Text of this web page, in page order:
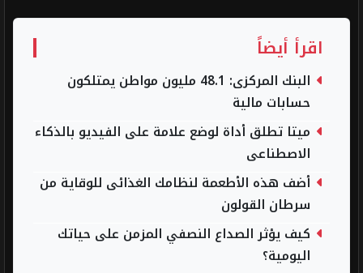
اقرأ أيضاً
البنك المركزى: 48.1 مليون مواطن يمتلكون
حسابات مالية
ميتا تطلق أداة لوضع علامة على الفيديو بالذكاء
الاصطناعى
أضف هذه الأطعمة لنظامك الغذائى للوقاية من
سرطان القولون
كيف يؤثر الصداع النصفي المزمن على حياتك
اليومية؟